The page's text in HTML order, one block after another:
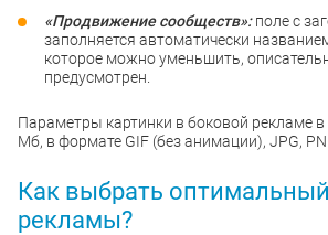
«Продвижение сообществ»:поле с
заполняется автоматически
которое можно уменьшить,
предусмотрен.
Параметры картинки в боковой рекламе
Мб, в формате GIF (без анимации), JPG,
Как выбрать
рекламы?